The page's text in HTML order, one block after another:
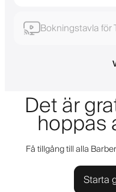
Bokningstavla för
Det är
hoppas
Få tillgång till alla
Starta